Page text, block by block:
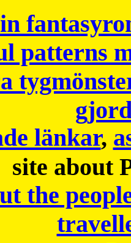
patterns
länkar,
site about
the